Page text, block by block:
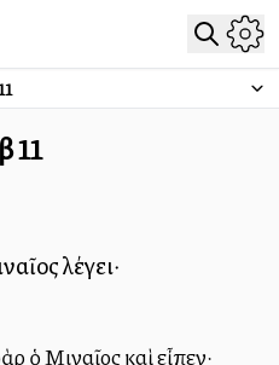
11
λέγει·
ὁ Μιναῖος καὶ εἶπεν·